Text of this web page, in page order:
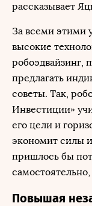
рассказывает
За всеми этими
высокие
робоэдвайзинг,
предлагать
советы. Так,
Инвестиции»
его цели и
экономит силы
пришлось бы
Повышая